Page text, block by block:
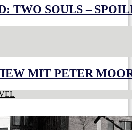
TWO SOULS –
MIT PETER